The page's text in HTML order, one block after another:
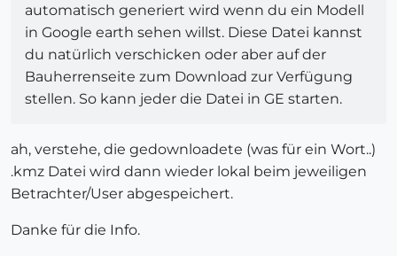
automatisch generiert wird wenn du ein Modell
in Google earth sehen willst. Diese Datei kannst
du natürlich verschicken oder aber auf der
Bauherrenseite zum Download zur Verfügung
stellen. So kann jeder die Datei in GE starten.
ah, verstehe, die gedownloadete (was für ein Wort..)
.kmz Datei wird dann wieder lokal beim jeweiligen
Betrachter/User abgespeichert.
Danke für die Info.